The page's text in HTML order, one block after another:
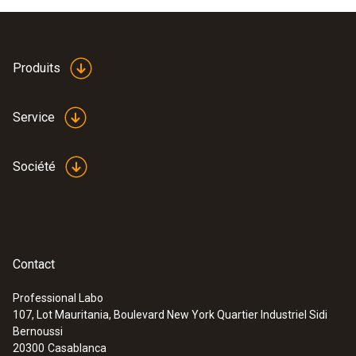
Produits
Service
Société
Contact
Professional Labo
107, Lot Mauritania, Boulevard New York Quartier Industriel Sidi
Bernoussi
20300 Casablanca